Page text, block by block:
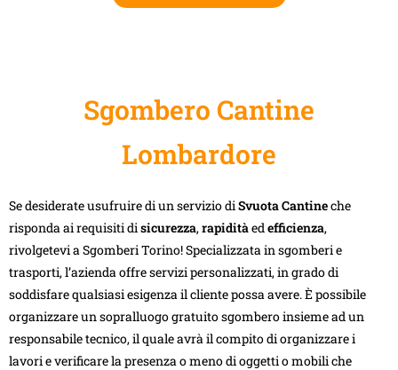
Sgombero Cantine
Lombardore
Se desiderate usufruire di un servizio diSvuota Cantineche
risponda ai requisiti disicurezza,rapiditàedefficienza,
rivolgetevi a Sgomberi Torino! Specializzata in sgomberi e
trasporti, l’azienda offre servizi personalizzati, in grado di
soddisfare qualsiasi esigenza il cliente possa avere. È possibile
organizzare un sopralluogo gratuito sgombero insieme ad un
responsabile tecnico, il quale avrà il compito di organizzare i
lavori e verificare la presenza o meno di oggetti o mobili che